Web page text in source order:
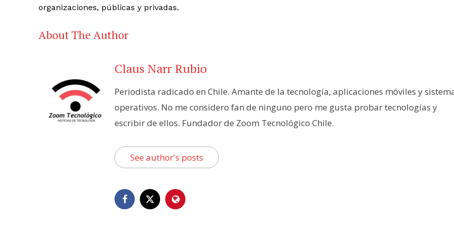
organizaciones, públicas y privadas.
About The Author
Claus Narr Rubio
Periodista radicado en Chile. Amante de la tecnología, aplicaciones móviles y
operativos. No me considero fan de ninguno pero me gusta probar tecnologías y
escribir de ellos. Fundador de Zoom Tecnológico Chile.
See author's posts